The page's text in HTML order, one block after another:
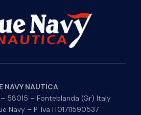
NAVY NAUTICA
– 58015 – Fonteblanda (Gr) Italy
Navy – P. Iva IT01711590537